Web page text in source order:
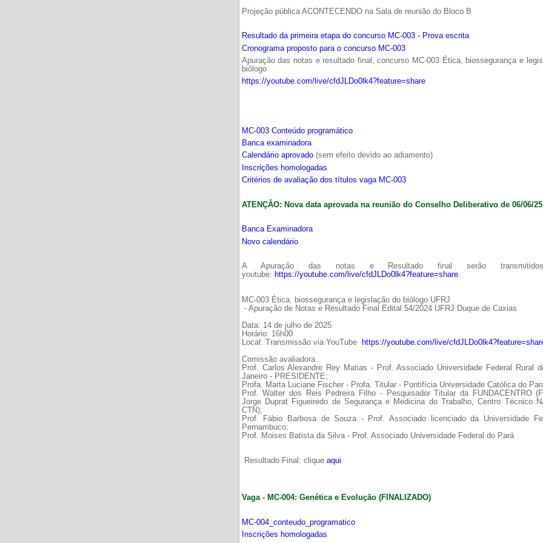
Projeção pública ACONTECENDO na Sala de reunião do Bloco B
Resultado da primeira etapa do concurso MC-003 - Prova escrita
Cronograma proposto para o concurso MC-003
Apuração das notas e resultado final, concurso MC-003 Ética, biossegurança e
biólogo
https://youtube.com/live/cfdJLDo0lk4?feature=share
MC-003 Conteúdo programático
Banca examinadora
Calendário aprovado(sem efeito devido ao adiamento)
Inscrições homologadas
Critérios de avaliação dos títulos vaga MC-003
ATENÇÂO: Nova data aprovada na reunião do Conselho Deliberativo de 06/06/25
Banca Examinadora
Novo calendário
A Apuração das notas e Resultado final serão
youtube: https://youtube.com/live/cfdJLDo0lk4?feature=share
MC-003 Ética, biossegurança e legislação do biólogo UFRJ
- Apuração de Notas e Resultado Final Edital 54/2024 UFRJ Duque de Caxias
Data: 14 de julho de 2025
Horário: 16h00
Local: Transmissão via YouTube
https://youtube.com/live/
Comissão avaliadora.
Prof. Carlos Alexandre Rey Matias - Prof. Associado Universidade Federal Rural
Janeiro - PRESIDENTE;
Profa. Marta Luciane Fischer - Profa. Titular - Pontifícia Universidade Católica do
Prof. Walter dos Reis Pedreira Filho - Pesquisador Titular da FUNDACENTRO
Jorge Duprat Figueiredo de Segurança e Medicina do Trabalho, Centro Técnico
CTN);
Prof. Fábio Barbosa de Souza - Prof. Associado licenciado da Universidade
Pernambuco;
Prof. Moises Batista da Silva - Prof. Associado Universidade Federal do Pará
Resultado Final: clique aqui
Vaga - MC-004: Genética e Evolução (FINALIZADO)
MC-004_conteudo_programatico
Inscrições homologadas